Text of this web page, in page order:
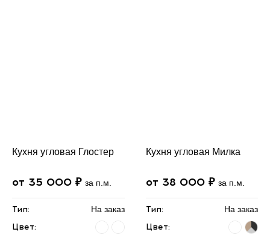
Кухня угловая Глостер
от 35 000 ₽ за п.м.
Тип: На заказ
Цвет:
Кухня угловая Милка
от 38 000 ₽ за п.м.
Тип: На заказ
Цвет: